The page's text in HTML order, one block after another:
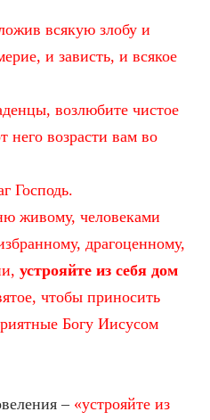
всякую злобу и
и зависть, и всякое
возлюбите чистое
него возрасти вам во
Господь.
живому, человеками
драгоценному,
устрояйте из себя дом
чтобы приносить
Богу Иисусом
– «устрояйте из